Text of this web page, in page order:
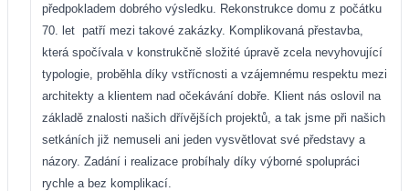
předpokladem dobrého výsledku. Rekonstrukce domu z počátku
70. let patří mezi takové zakázky. Komplikovaná přestavba,
která spočívala v konstrukčně složité úpravě zcela nevyhovující
typologie, proběhla díky vstřícnosti a vzájemnému respektu mezi
architekty a klientem nad očekávání dobře. Klient nás oslovil na
základě znalosti našich dřívějších projektů, a tak jsme při našich
setkáních již nemuseli ani jeden vysvětlovat své představy a
názory. Zadání i realizace probíhaly díky výborné spolupráci
rychle a bez komplikací.